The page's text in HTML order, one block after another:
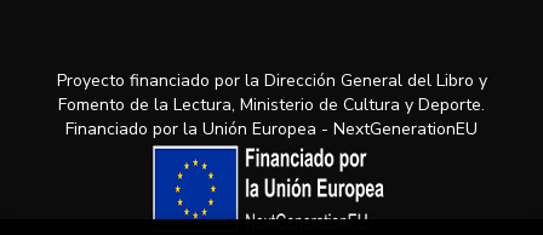
Proyecto financiado por la Dirección General del Libro y
Fomento de la Lectura, Ministerio de Cultura y Deporte.
Financiado por la Unión Europea - NextGenerationEU